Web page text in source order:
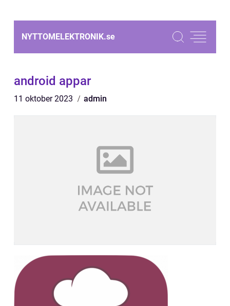
NYTTOMELEKTRONIK.se
android appar
11 oktober 2023 admin